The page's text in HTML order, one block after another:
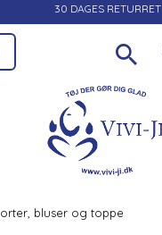
30 DAGES RETURRET
bluser og toppe